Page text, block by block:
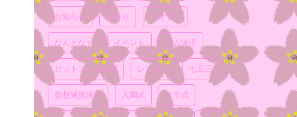
お知らせ お祭り つけ下げ
なんとなく イベント ネム決済
ビットコイン決済 レンタル 七五三
仮想通貨決済 入園式 入学式